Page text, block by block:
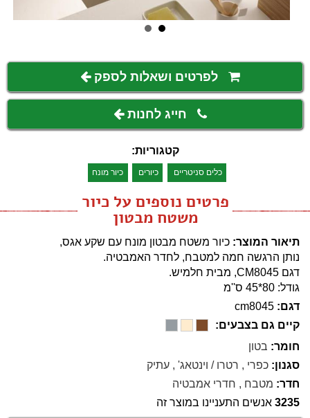
לפרטים ושאלות לספק
חייג לחנות
קטגוריות:
כלים סניטריים כיורים כיור מונח
פרטים נוספים על כיור
משטח מבטון
תיאור המוצר: כיור משטח מבטון מונח עם שקע אגס,
נותן הרגשה חמה למטבח, לחדר האמבטיה.
דגם CM8045, מבית חלמיש.
גודל: 80*45 ס''מ
דגם: cm8045
קיים גם בצבעים:
חומר: בטון
סגנון: כפרי , רטרו / וינטאג' , עתיק
חדר: מטבח , חדרי אמבטיה
3235 אנשים התעניינו במוצר זה